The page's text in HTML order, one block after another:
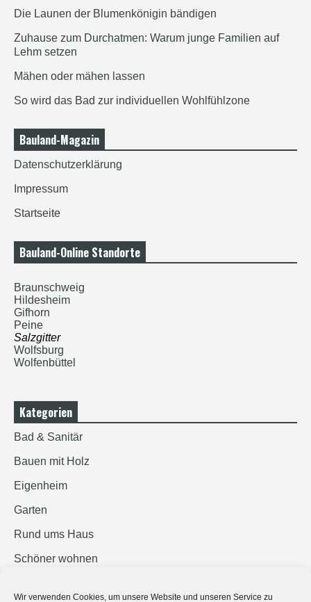
Wir verwenden Cookies, um unsere Website und unseren Service zu
Die Launen der Blumenkönigin bändigen
Zuhause zum Durchatmen: Warum junge Familien auf
Lehm setzen
Mähen oder mähen lassen
So wird das Bad zur individuellen Wohlfühlzone
Bauland-Magazin
Datenschutzerklärung
Impressum
Startseite
Bauland-Online Standorte
Braunschweig
Hildesheim
Gifhorn
Peine
Salzgitter
Wolfsburg
Wolfenbüttel
Kategorien
Bad & Sanitär
Bauen mit Holz
Eigenheim
Garten
Rund ums Haus
Schöner wohnen